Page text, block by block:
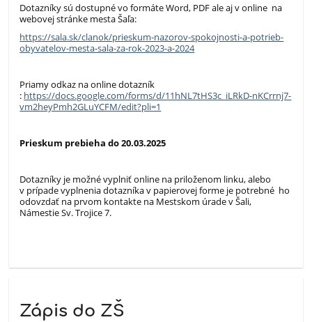
Dotazníky sú dostupné vo formáte Word, PDF ale aj v online na
webovej stránke mesta Šaľa:
https://sala.sk/clanok/prieskum-nazorov-spokojnosti-a-potrieb-
obyvatelov-mesta-sala-za-rok-2023-a-2024
Priamy odkaz na online dotazník
: https://docs.google.com/forms/d/11hNL7tHS3c_iLRkD-nKCrrnj7-
vm2heyPmh2GLuYCFM/edit?pli=1
Prieskum prebieha do 20.03.2025
Dotazníky je možné vyplniť online na priloženom linku, alebo
v prípade vyplnenia dotazníka v papierovej forme je potrebné ho
odovzdať na prvom kontakte na Mestskom úrade v Šali,
Námestie Sv. Trojice 7.
Zápis do ZŠ